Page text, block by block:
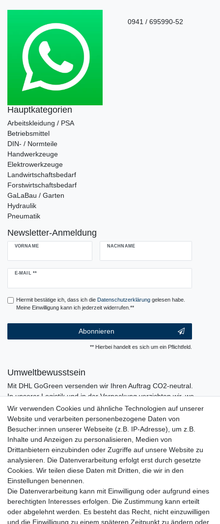
0941 / 695990-52
Hauptkategorien
Arbeitskleidung / PSA
Betriebsmittel
DIN- / Normteile
Handwerkzeuge
Elektrowerkzeuge
Landwirtschaftsbedarf
Forstwirtschaftsbedarf
GaLaBau / Garten
Hydraulik
Pneumatik
Newsletter-Anmeldung
VORNAME NACHNAME
E-MAIL **
Newsletter
Hiermit bestätige ich, dass ich die Daten­schutz­erklärunggelesen habe.
Meine Einwilligung kann ich jederzeit widerrufen.**
Abonnieren
** Hierbei handelt es sich um ein Pflichtfeld.
Umweltbewusstsein
Mit DHL GoGreen versenden wir Ihren Auftrag CO2-neutral.
In unserer Logistik und in der Verpackung verzichten wir, wo
immer es möglich ist, auf den Einsatz von Kunststoffen und
Plastik.
Wir verwenden Cookies und ähnliche Technologien auf unserer
Website und verarbeiten personenbezogene Daten von
Besucher:innen unserer Webseite (z.B. IP-Adresse), um z.B.
Inhalte und Anzeigen zu personalisieren, Medien von
Drittanbietern einzubinden oder Zugriffe auf unsere Website zu
analysieren. Die Datenverarbeitung erfolgt erst durch gesetzte
Cookies. Wir teilen diese Daten mit Dritten, die wir in den
Einstellungen benennen.
Die Datenverarbeitung kann mit Einwilligung oder aufgrund eines
berechtigten Interesses erfolgen. Die Zustimmung kann erteilt
oder abgelehnt werden. Es besteht das Recht, nicht einzuwilligen
und die Einwilligung zu einem späteren Zeitpunkt zu ändern oder